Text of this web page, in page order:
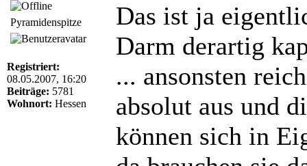
Pyramidenspitze
Registriert:
08.05.2007, 16:20
Beiträge: 5781
Wohnort: Hessen
Das ist ja
Darm derartig
... ansonsten
absolut aus und
können sich in